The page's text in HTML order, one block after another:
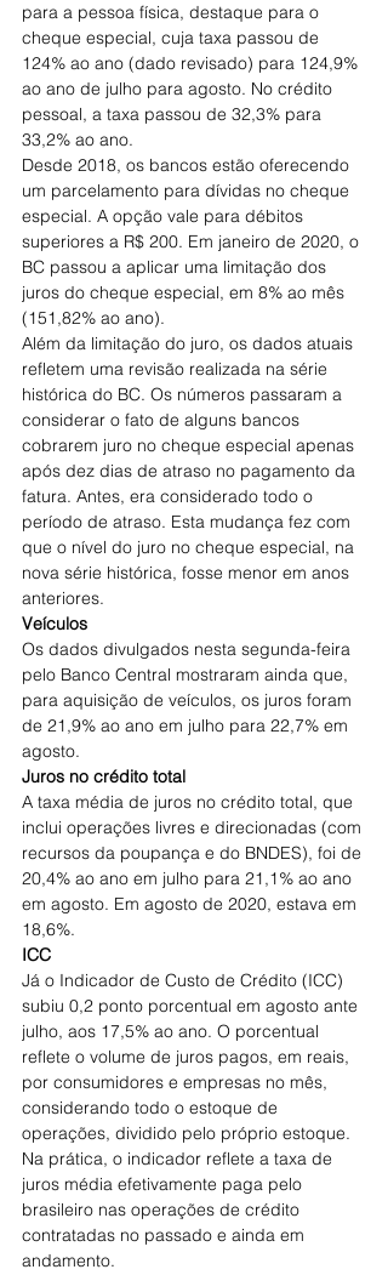
para a pessoa física, destaque para o
cheque especial, cuja taxa passou de
124% ao ano (dado revisado) para 124,9%
ao ano de julho para agosto. No crédito
pessoal, a taxa passou de 32,3% para
33,2% ao ano.
Desde 2018, os bancos estão oferecendo
um parcelamento para dívidas no cheque
especial. A opção vale para débitos
superiores a R$ 200. Em janeiro de 2020, o
BC passou a aplicar uma limitação dos
juros do cheque especial, em 8% ao mês
(151,82% ao ano).
Além da limitação do juro, os dados atuais
refletem uma revisão realizada na série
histórica do BC. Os números passaram a
considerar o fato de alguns bancos
cobrarem juro no cheque especial apenas
após dez dias de atraso no pagamento da
fatura. Antes, era considerado todo o
período de atraso. Esta mudança fez com
que o nível do juro no cheque especial, na
nova série histórica, fosse menor em anos
anteriores.
Veículos
Os dados divulgados nesta segunda-feira
pelo Banco Central mostraram ainda que,
para aquisição de veículos, os juros foram
de 21,9% ao ano em julho para 22,7% em
agosto.
Juros no crédito total
A taxa média de juros no crédito total, que
inclui operações livres e direcionadas (com
recursos da poupança e do BNDES), foi de
20,4% ao ano em julho para 21,1% ao ano
em agosto. Em agosto de 2020, estava em
18,6%.
ICC
Já o Indicador de Custo de Crédito (ICC)
subiu 0,2 ponto porcentual em agosto ante
julho, aos 17,5% ao ano. O porcentual
reflete o volume de juros pagos, em reais,
por consumidores e empresas no mês,
considerando todo o estoque de
operações, dividido pelo próprio estoque.
Na prática, o indicador reflete a taxa de
juros média efetivamente paga pelo
brasileiro nas operações de crédito
contratadas no passado e ainda em
andamento.